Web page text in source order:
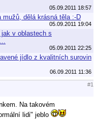
05.09.2011 18:57
dělá krásná těla :-D
05.09.2011 19:04
v oblastech s
05.09.2011 22:25
jídlo z kvalitních surovin
06.09.2011 11:36
#1
Na takovém
lidi" jeblo